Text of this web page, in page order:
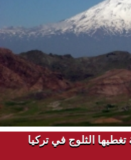
الثلوج في تركيا